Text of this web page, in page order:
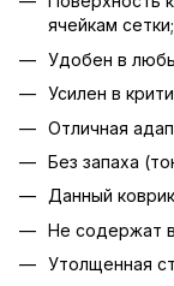
ячейкам сетки;
Удобен в
Усилен в
Отличная
Без запаха
Данный
Не содержат
Утолщенная